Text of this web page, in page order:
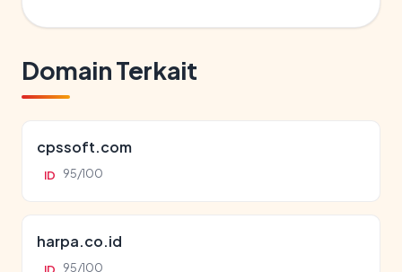
Domain Terkait
cpssoft.com
ID 95/100
harpa.co.id
95/100